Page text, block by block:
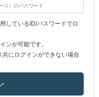
しているID/パスワードでロ
ンが可能です。
にログインができない場合